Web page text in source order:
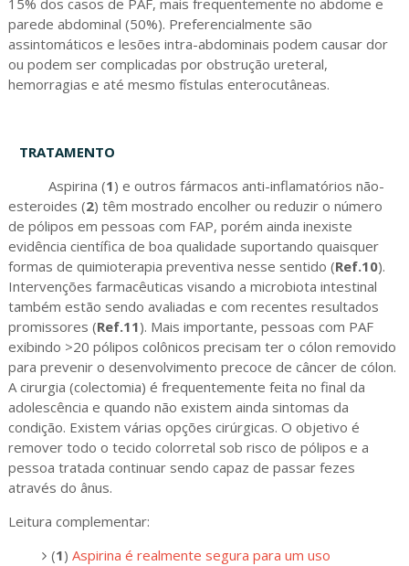
15% dos casos de PAF, mais frequentemente no abdome e
parede abdominal (50%). Preferencialmente são
assintomáticos e lesões intra-abdominais podem causar dor
ou podem ser complicadas por obstrução ureteral,
hemorragias e até mesmo fístulas enterocutâneas.
TRATAMENTO
Aspirina (1) e outros fármacos anti-inflamatórios não-
esteroides (2) têm mostrado encolher ou reduzir o número
de pólipos em pessoas com FAP, porém ainda inexiste
evidência científica de boa qualidade suportando quaisquer
formas de quimioterapia preventiva nesse sentido (Ref.10).
Intervenções farmacêuticas visando a microbiota intestinal
também estão sendo avaliadas e com recentes resultados
promissores (Ref.11). Mais importante, pessoas com PAF
exibindo >20 pólipos colônicos precisam ter o cólon removido
para prevenir o desenvolvimento precoce de câncer de cólon.
A cirurgia (colectomia) é frequentemente feita no final da
adolescência e quando não existem ainda sintomas da
condição. Existem várias opções cirúrgicas. O objetivo é
remover todo o tecido colorretal sob risco de pólipos e a
pessoa tratada continuar sendo capaz de passar fezes
através do ânus.
Leitura complementar:
(1)Aspirina é realmente segura para um uso